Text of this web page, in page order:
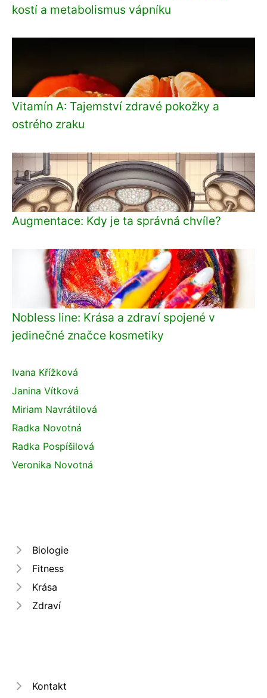
kostí a metabolismus vápníku
Vitamín A: Tajemství zdravé pokožky a
ostrého zraku
Augmentace: Kdy je ta správná chvíle?
Nobless line: Krása a zdraví spojené v
jedinečné značce kosmetiky
Ivana Křížková
Janina Vítková
Miriam Navrátilová
Radka Novotná
Radka Pospíšilová
Veronika Novotná
Biologie
Fitness
Krása
Zdraví
Kontakt